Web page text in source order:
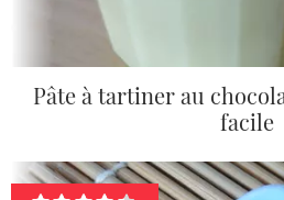
Pâte à tartiner au
facile